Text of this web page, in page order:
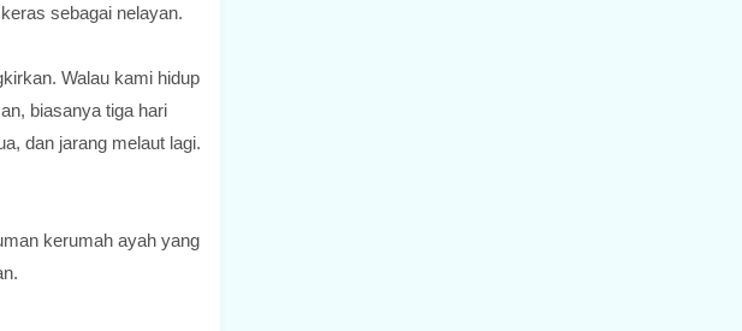
sebagai nelayan.
Walau kami hidup
biasanya tiga hari
dan jarang melaut lagi.
kerumah ayah yang